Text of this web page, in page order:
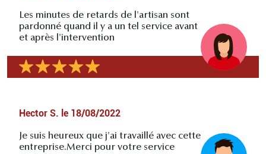
Les minutes de retards de l'artisan sont
pardonné quand il y a un tel service avant
et après l'intervention
Hector S. le 18/08/2022
Je suis heureux que j'ai travaillé avec cette
entreprise.Merci pour votre service